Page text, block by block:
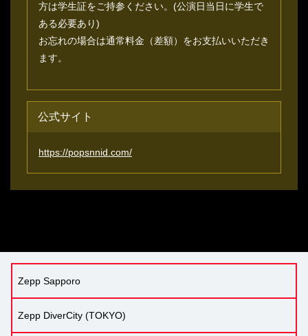
方は学生証をご持参ください。(公演日当日に学生で
ある必要あり)
お忘れの場合は通常料金（差額）をお支払いいただき
ます。
公式サイト
https://popsnnid.com/
Zepp Sapporo
Zepp DiverCity (TOKYO)